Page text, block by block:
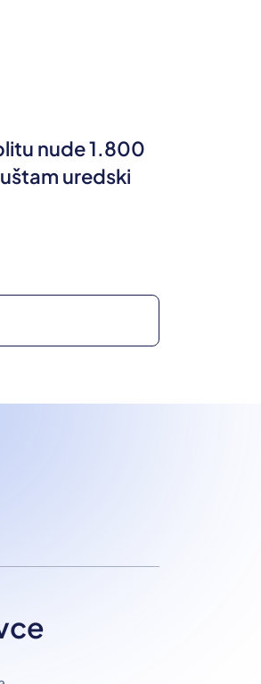
nude 1.800
uredski